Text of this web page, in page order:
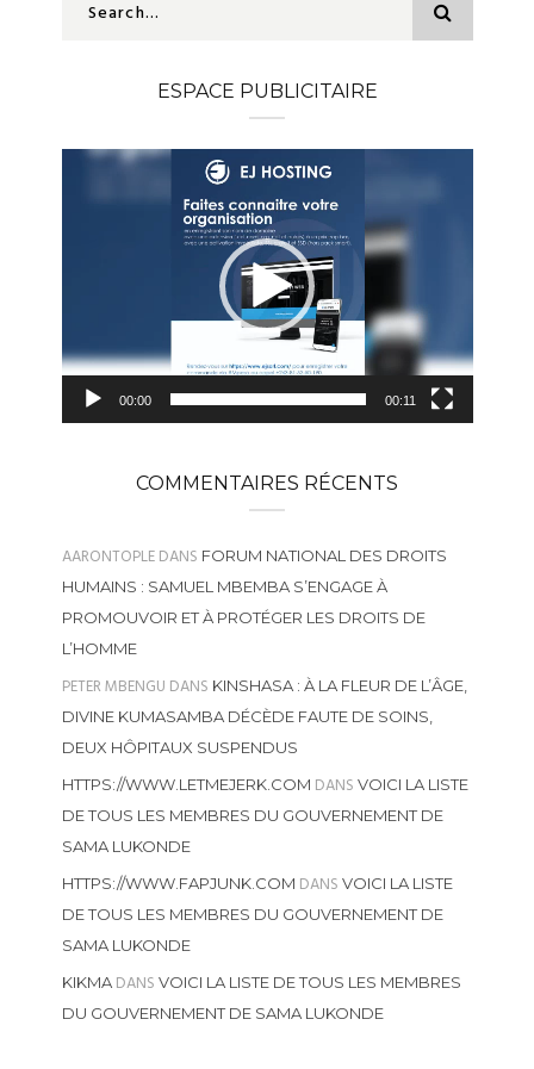
ESPACE PUBLICITAIRE
Lecteur
vidéo
00:00 00:11
COMMENTAIRES RÉCENTS
AARONTOPLEDANS FORUM NATIONAL DES DROITS
HUMAINS : SAMUEL MBEMBA S’ENGAGE À
PROMOUVOIR ET À PROTÉGER LES DROITS DE
L’HOMME
PETER MBENGU DANS KINSHASA : À LA FLEUR DE L’ÂGE,
DIVINE KUMASAMBA DÉCÈDE FAUTE DE SOINS,
DEUX HÔPITAUX SUSPENDUS
HTTPS://WWW.LETMEJERK.COM DANS VOICI LA LISTE
DE TOUS LES MEMBRES DU GOUVERNEMENT DE
SAMA LUKONDE
HTTPS://WWW.FAPJUNK.COM DANS VOICI LA LISTE
DE TOUS LES MEMBRES DU GOUVERNEMENT DE
SAMA LUKONDE
KIKMADANS VOICI LA LISTE DE TOUS LES MEMBRES
DU GOUVERNEMENT DE SAMA LUKONDE